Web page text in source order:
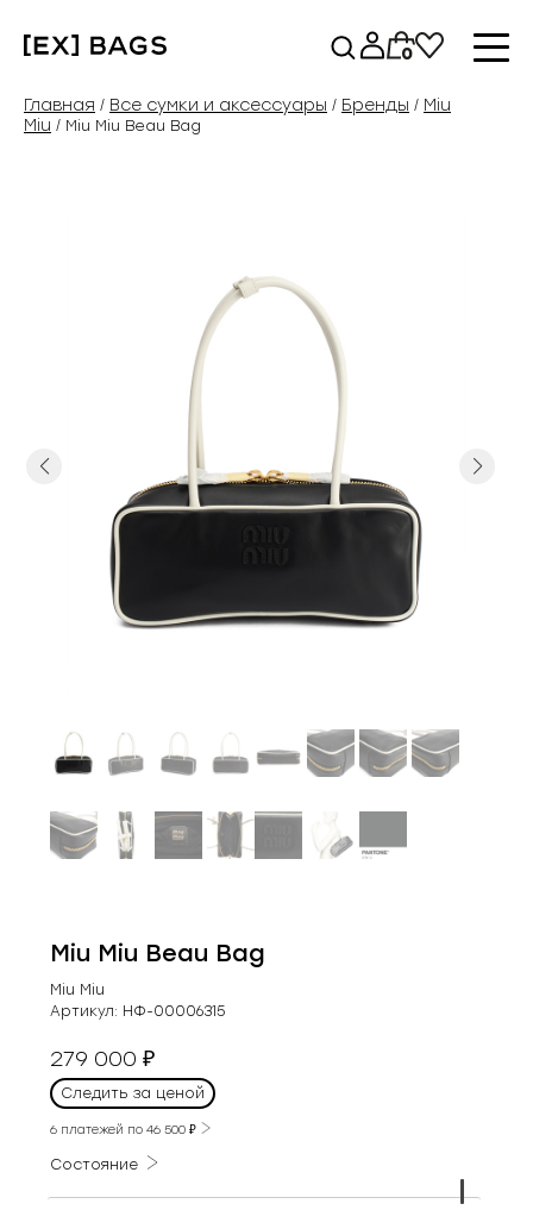
содержимому
0
Главная / Все сумки и аксессуары / Бренды / Miu
Miu / Miu Miu Beau Bag
Previous Next
Miu Miu Beau Bag
Miu Miu
Артикул: НФ-00006315
279 000₽
Следить за ценой
6 платежей по46 500₽
Состояние